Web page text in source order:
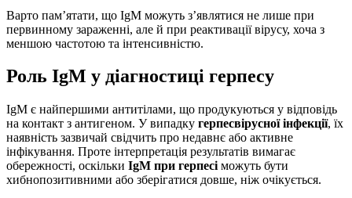
Варто пам’ятати, що IgM можуть з’являтися не лише при
первинному зараженні, але й при реактивації вірусу, хоча з
меншою частотою та інтенсивністю.
Роль IgM у діагностиці герпесу
IgM є найпершими антитілами, що продукуються у відповідь
на контакт з антигеном. У випадку герпесвірусної інфекції, їх
наявність зазвичай свідчить про недавнє або активне
інфікування. Проте інтерпретація результатів вимагає
обережності, оскільки IgM при герпесі можуть бути
хибнопозитивними або зберігатися довше, ніж очікується.